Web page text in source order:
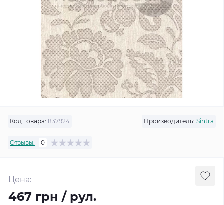
Код Товара: 837924 Производитель: Sintra
Отзывы: 0
Цена:
467 грн / рул.